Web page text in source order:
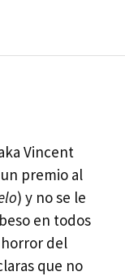
Vincent
premio al
) y no se le
en todos
horror del
que no